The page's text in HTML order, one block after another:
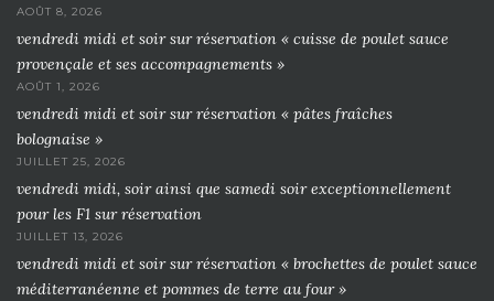
AOÛT 8, 2026
vendredi midi et soir sur réservation « cuisse de poulet sauce
provençale et ses accompagnements »
AOÛT 1, 2026
vendredi midi et soir sur réservation « pâtes fraîches
bolognaise »
JUILLET 25, 2026
vendredi midi, soir ainsi que samedi soir exceptionnellement
pour les F1 sur réservation
JUILLET 13, 2026
vendredi midi et soir sur réservation « brochettes de poulet sauce
méditerranéenne et pommes de terre au four »